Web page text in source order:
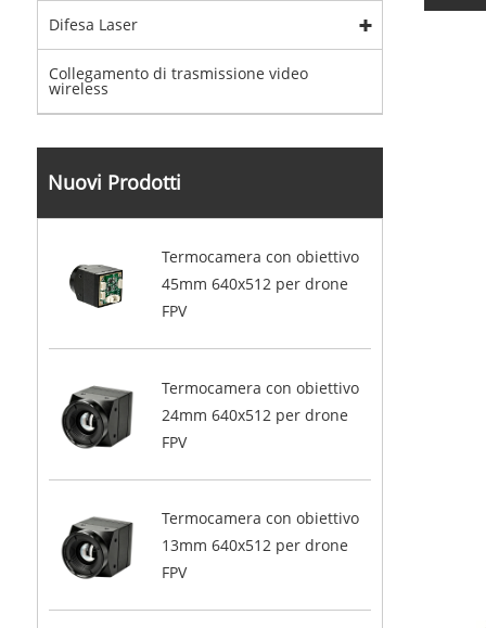
Difesa Laser
Collegamento di trasmissione video
wireless
Nuovi Prodotti
Termocamera con obiettivo
45mm 640x512 per drone
FPV
Termocamera con obiettivo
24mm 640x512 per drone
FPV
Termocamera con obiettivo
13mm 640x512 per drone
FPV